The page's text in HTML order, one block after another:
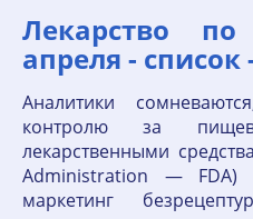
Лекарство
апреля - список
Аналитики
контролю за
лекарственными
Administration — FDA)
маркетинг